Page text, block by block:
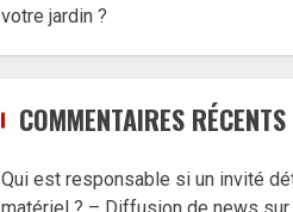
votre jardin ?
COMMENTAIRES RÉCENTS
Qui est responsable si un invité